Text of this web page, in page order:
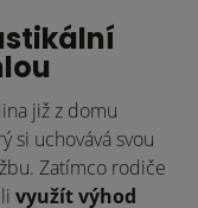
již z domu
si uchovává svou
Zatímco rodiče
využít výhod